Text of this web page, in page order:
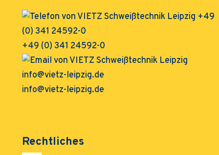
+49 (0) 341 24592-0
info@vietz-leipzig.de
Rechtliches